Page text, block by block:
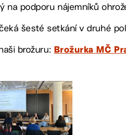
na podporu nájemníků
šesté setkání v druhé
brožuru: Brožurka MČ